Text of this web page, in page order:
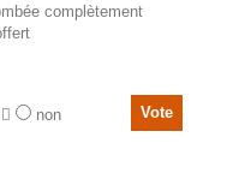
complètement
non